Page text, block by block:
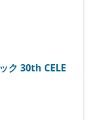
ク 30th CELE